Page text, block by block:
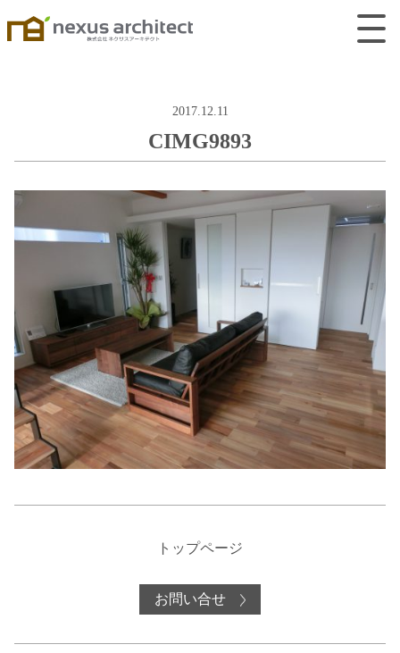
2017.12.11
CIMG9893
トップページ
お問い合せ